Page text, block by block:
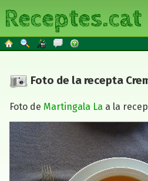
Receptes.cat
Foto de la recepta
Foto de Martingala La a la